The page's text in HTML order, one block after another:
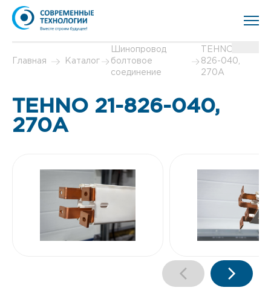
Главная Каталог
Шинопровод
болтовое
соединение
TEHNO 21-
826-040,
270А
TEHNO 21-826-040,
270А